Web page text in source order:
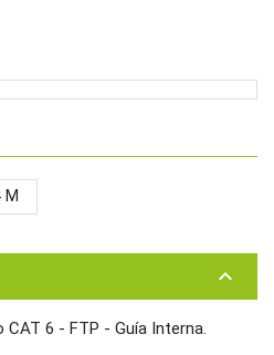
M
keyboard_arrow_up
6 - FTP - Guía Interna.